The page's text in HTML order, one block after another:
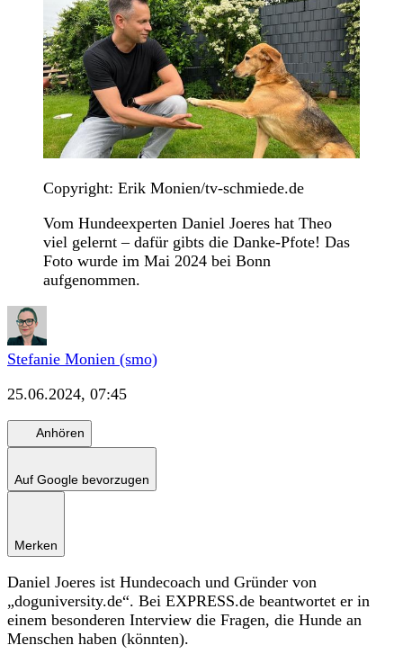
Copyright: Erik Monien/tv-schmiede.de
Vom Hundeexperten Daniel Joeres hat Theo
viel gelernt – dafür gibts die Danke-Pfote! Das
Foto wurde im Mai 2024 bei Bonn
aufgenommen.
Stefanie Monien (smo)
25.06.2024, 07:45
Anhören
Auf Google bevorzugen
Merken
Daniel Joeres ist Hundecoach und Gründer von
„doguniversity.de“. Bei EXPRESS.de beantwortet er in
einem besonderen Interview die Fragen, die Hunde an
Menschen haben (könnten).